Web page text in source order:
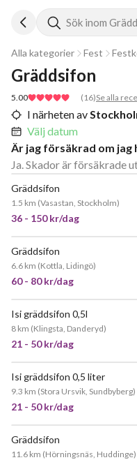
Sök inom
Alla kategorier Fest
5.00 ( 16)Se alla
Gräddsifon
I närheten av
Välj datum
Är jag försäkrad om jag
Ja. Skador är försäkrade
Gräddsifon
1.5 km (Vasastan, Stockholm)
36 - 150 kr/dag
Gräddsifon
6.6 km (Kottla, Lidingö)
60 - 80 kr/dag
Isi gräddsifon 0,5l
8 km (Klingsta, Danderyd)
21 - 50 kr/dag
Isi gräddsifon 0,5 liter
9.3 km (Stora Ursvik, Sundbyberg)
21 - 50 kr/dag
Gräddsifon
11.6 km (Hörningsnäs, Huddinge)